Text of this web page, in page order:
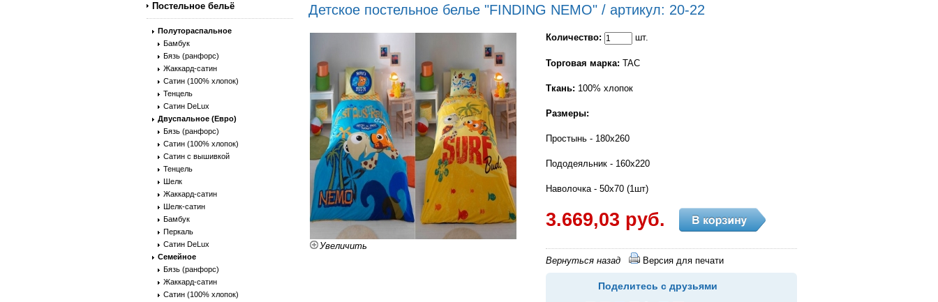
Постельное бельё
Полутораспальное
Бамбук
Бязь (ранфорс)
Жаккард-сатин
Сатин (100% хлопок)
Тенцель
Сатин DeLux
Двуспальное (Евро)
Бязь (ранфорс)
Сатин (100% хлопок)
Сатин с вышивкой
Тенцель
Шелк
Жаккард-сатин
Шелк-сатин
Бамбук
Перкаль
Сатин DeLux
Семейное
Бязь (ранфорс)
Жаккард-сатин
Сатин (100% хлопок)
Детское постельное белье "FINDING NEMO" / артикул: 20-22
Увеличить
Количество: шт.
Торговая марка: TAC
Ткань: 100% хлопок
Размеры:
Простынь - 180х260
Пододеяльник - 160х220
Наволочка - 50х70 (1шт)
3.669,03 руб.
Вернуться назад Версия для печати
Поделитесь с друзьями